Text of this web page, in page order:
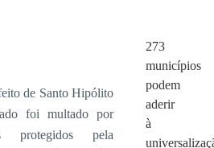
de Santo Hipólito
foi multado por
protegidos pela
273
municípios
podem
aderir
à